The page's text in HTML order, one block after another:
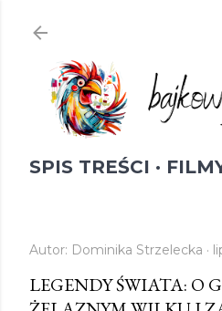
SPIS TREŚCI
Autor: Dominika Strzelecka
LEGENDY ŚWIATA: O